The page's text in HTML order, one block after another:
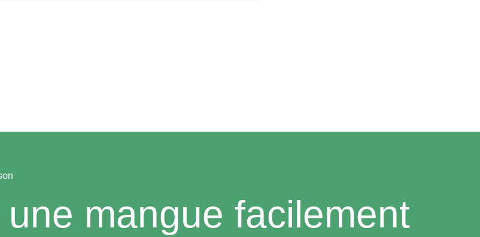
mangue facilement